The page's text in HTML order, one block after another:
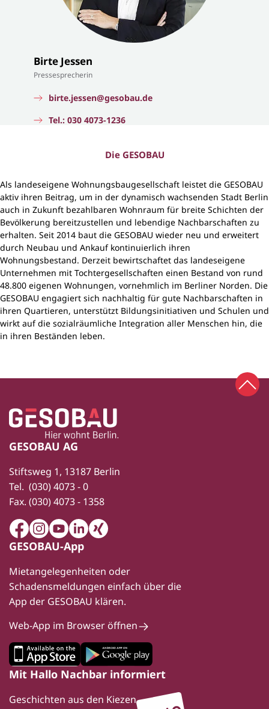
Birte Jessen
Pressesprecherin
birte.jessen@gesobau.de
Tel.: 030 4073-1236
Die GESOBAU
Als landeseigene Wohnungsbaugesellschaft leistet die GESOBAU
aktiv ihren Beitrag, um in der dynamisch wachsenden Stadt Berlin
auch in Zukunft bezahlbaren Wohnraum für breite Schichten der
Bevölkerung bereitzustellen und lebendige Nachbarschaften zu
erhalten. Seit 2014 baut die GESOBAU wieder neu und erweitert
durch Neubau und Ankauf kontinuierlich ihren
Wohnungsbestand. Derzeit bewirtschaftet das landeseigene
Unternehmen mit Tochtergesellschaften einen Bestand von rund
48.800 eigenen Wohnungen, vornehmlich im Berliner Norden. Die
GESOBAU engagiert sich nachhaltig für gute Nachbarschaften in
ihren Quartieren, unterstützt Bildungsinitiativen und Schulen und
wirkt auf die sozialräumliche Integration aller Menschen hin, die
in ihren Beständen leben.
Fußbereich
Zur Startseite
GESOBAU AG
Stiftsweg 1, 13187 Berlin
Tel. (030) 4073 - 0
Fax. (030) 4073 - 1358
FacebookInstagram
YoutubeLinkedIn
Xing
GESOBAU-App
Mietangelegenheiten oder
Schadensmeldungen einfach über die
App der GESOBAU klären.
Web-App im Browser öffnen
Mit Hallo Nachbar informiert
Geschichten aus den Kiezen